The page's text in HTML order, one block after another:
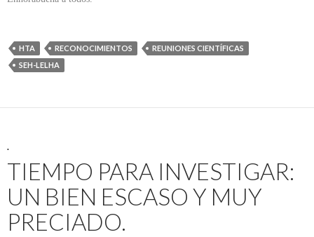
HTA RECONOCIMIENTOS
REUNIONES CIENTÍFICAS
SEH-LELHA
.
TIEMPO PARA INVESTIGAR:
UN BIEN ESCASO Y MUY
PRECIADO.